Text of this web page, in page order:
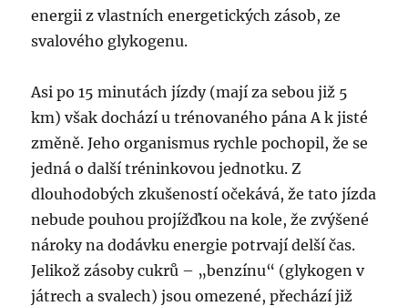
energii z vlastních energetických zásob, ze
svalového glykogenu.
Asi po 15 minutách jízdy (mají za sebou již 5
km) však dochází u trénovaného pána A k jisté
změně. Jeho organismus rychle pochopil, že se
jedná o další tréninkovou jednotku. Z
dlouhodobých zkušeností očekává, že tato jízda
nebude pouhou projížďkou na kole, že zvýšené
nároky na dodávku energie potrvají delší čas.
Jelikož zásoby cukrů – „benzínu“ (glykogen v
játrech a svalech) jsou omezené, přechází již